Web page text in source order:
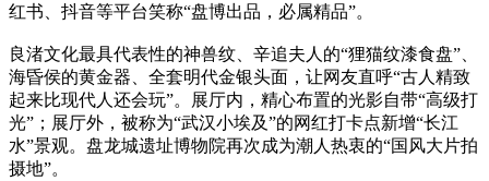
红书、抖音等平台笑称“盘博出品，必属精品”。
良渚文化最具代表性的神兽纹、辛追夫人的“狸猫纹漆食盘”、
海昏侯的黄金器、全套明代金银头面，让网友直呼“古人精致
起来比现代人还会玩”。展厅内，精心布置的光影自带“高级打
光”；展厅外，被称为“武汉小埃及”的网红打卡点新增“长江
水”景观。盘龙城遗址博物院再次成为潮人热衷的“国风大片拍
摄地”。